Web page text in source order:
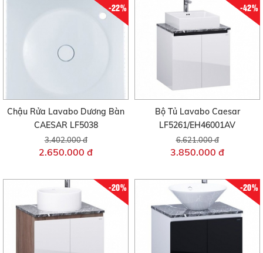
-22%
Chậu Rửa Lavabo Dương Bàn
CAESAR LF5038
3.402.000 đ
2.650.000 đ
-42%
Bộ Tủ Lavabo Caesar
LF5261/EH46001AV
6.621.000 đ
3.850.000 đ
-20% -20%